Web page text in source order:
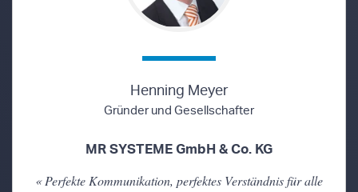
Henning Meyer
Gründer und Gesellschafter
MR SYSTEME GmbH & Co. KG
«Perfekte Kommunikation, perfektes Verständnis für alle